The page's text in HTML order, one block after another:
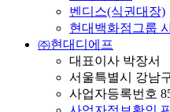
벤디스(식권대장)
현대백화점그룹
㈜현대디에프
대표이사 박장서
서울특별시 강남
사업자등록번호